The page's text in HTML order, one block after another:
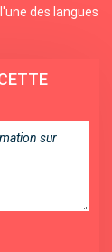
des langues